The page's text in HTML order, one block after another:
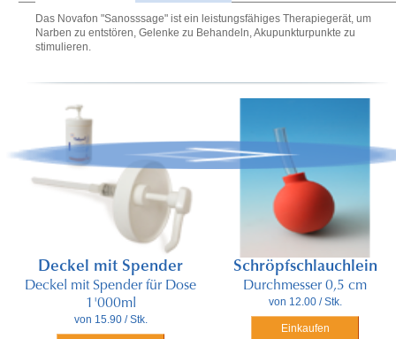
Das Novafon "Sanosssage" ist ein leistungsfähiges Therapiegerät, um
Narben zu entstören, Gelenke zu Behandeln, Akupunkturpunkte zu
stimulieren.
Deckel mit Spender
Deckel mit Spender für Dose
1'000ml
von 15.90 / Stk.
Schröpfschlauchlein
Durchmesser 0,5 cm
von 12.00 / Stk.
Einkaufen